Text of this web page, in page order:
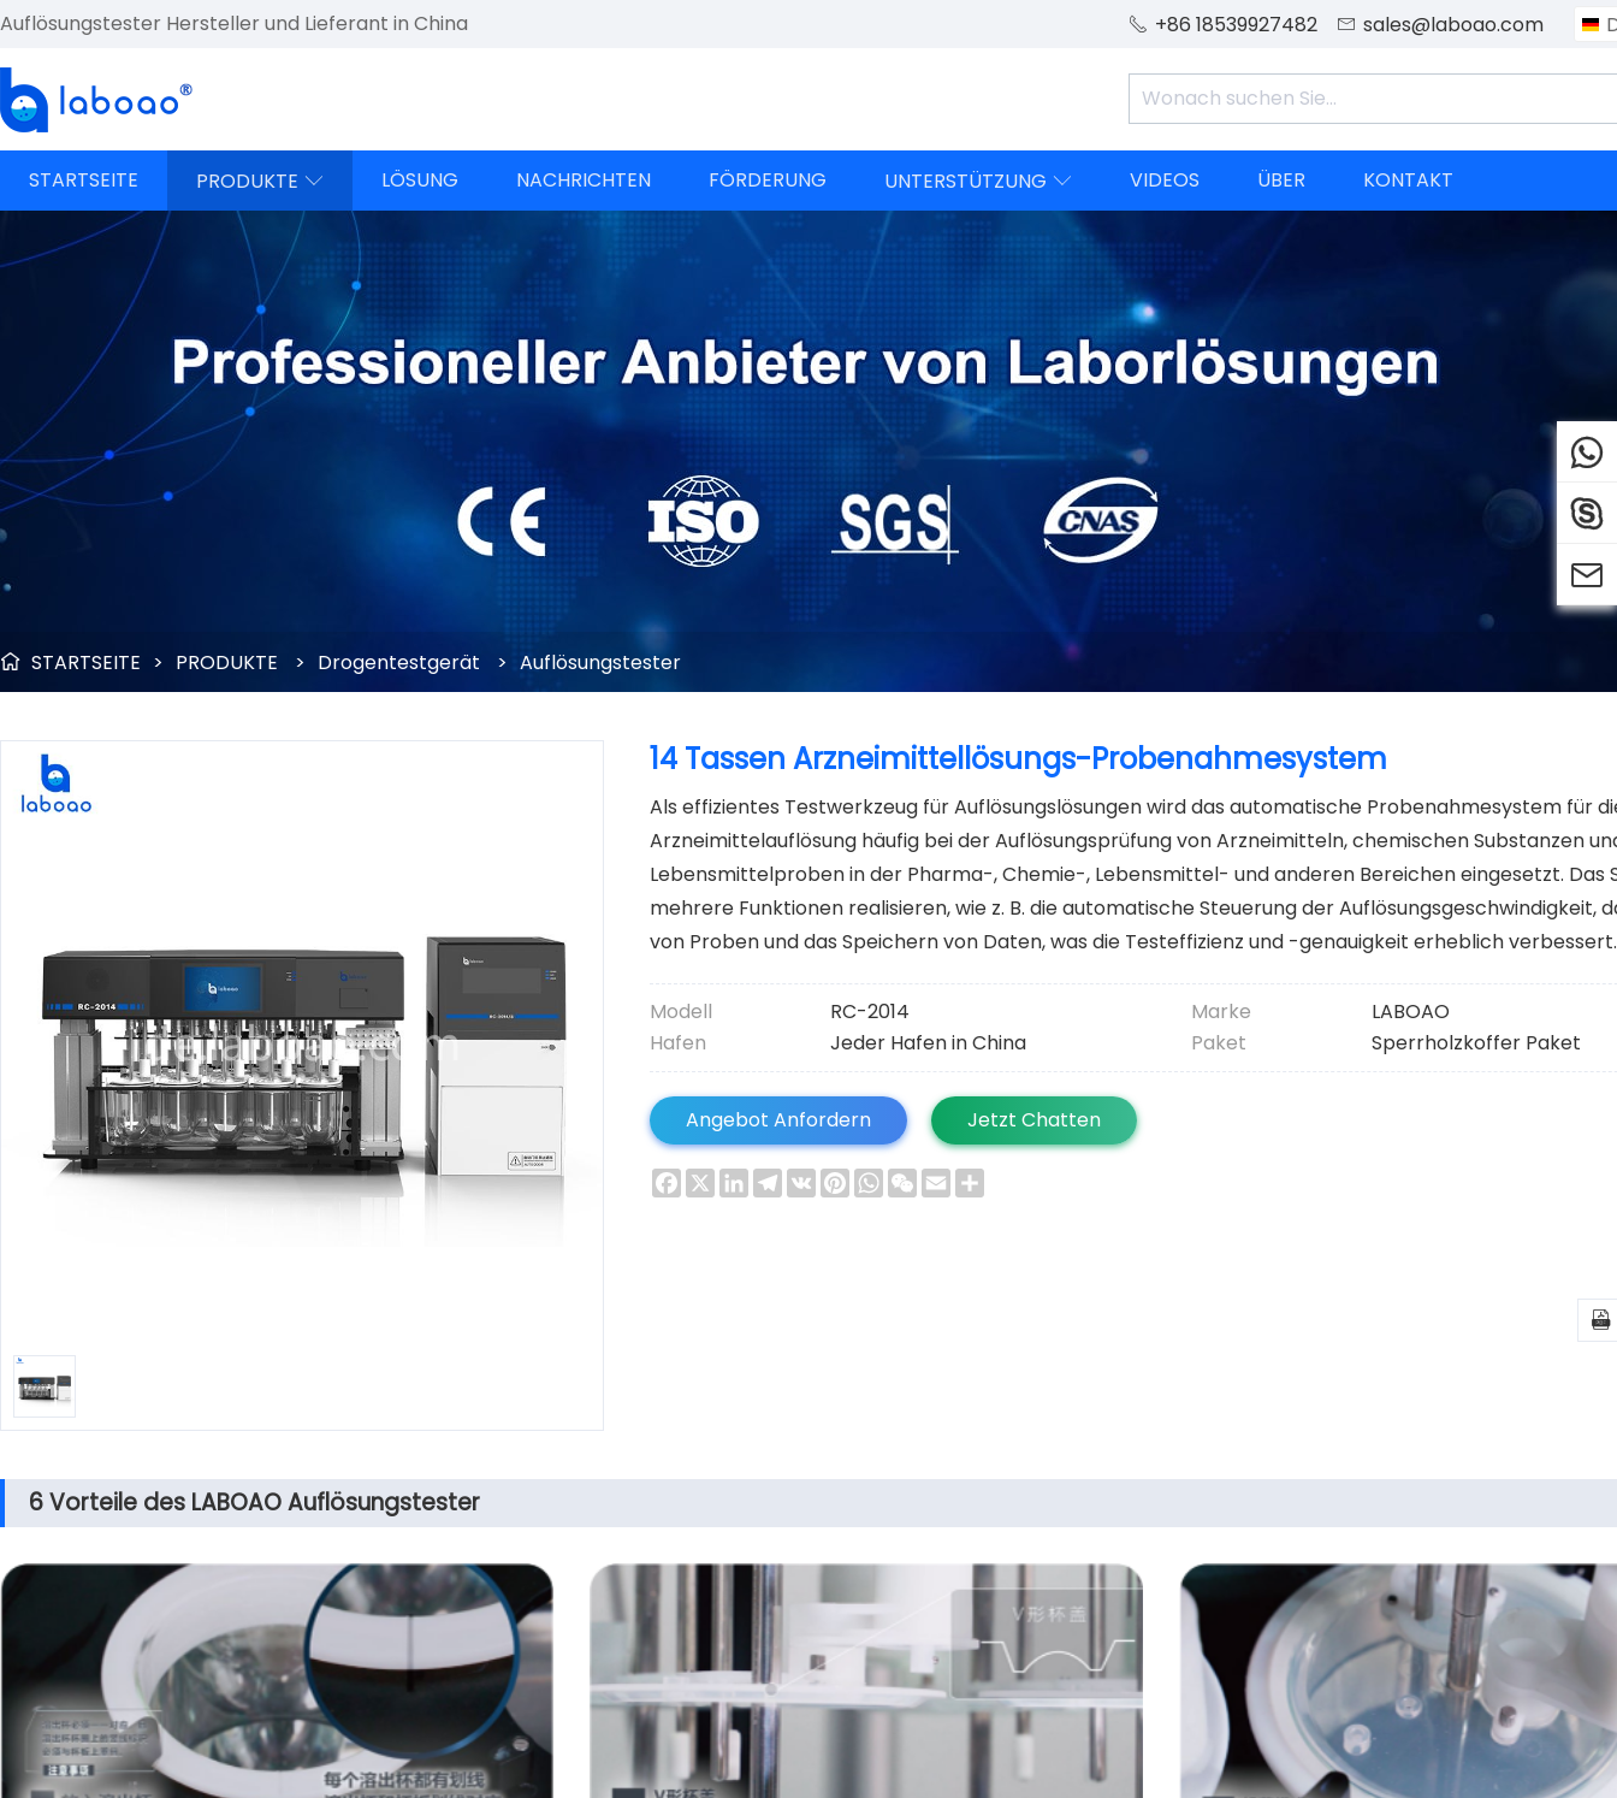
Auflösungstester Hersteller und Lieferant in China  +86 18539927482  sales@laboao.com
STARTSEITE PRODUKTE  LÖSUNG NACHRICHTEN FÖRDERUNG UNTERSTÜTZUNG  VIDEOS ÜBER KONTAKT
 STARTSEITE > PRODUKTE > Drogentestgerät > Auflösungstester
14 Tassen Arzneimittellösungs-Probenahmesystem
Als effizientes Testwerkzeug für Auflösungslösungen wird das automatische Probenahmesystem für
Arzneimittelauflösung häufig bei der Auflösungsprüfung von Arzneimitteln, chemischen Substanzen
Lebensmittelproben in der Pharma-, Chemie-, Lebensmittel- und anderen Bereichen eingesetzt. Das
mehrere Funktionen realisieren, wie z. B. die automatische Steuerung der Auflösungsgeschwindigkeit,
von Proben und das Speichern von Daten, was die Testeffizienz und -genauigkeit erheblich verbessert.
Modell RC-2014 Marke
LABOAO
Hafen
Jeder Hafen in China Paket Sperrholzkoffer Paket
Angebot Anfordern Jetzt Chatten
Facebook
X LinkedInTelegram
VK Pinterest
WhatsApp
WeChat
Email

6 Vorteile des LABOAO Auflösungstester


